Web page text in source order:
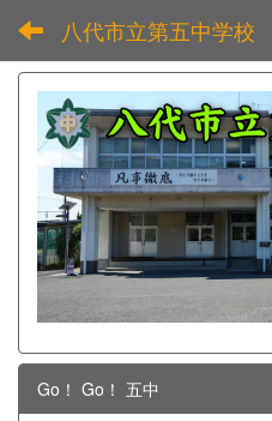
八代市立第五中学校
Go！ Go！ 五中